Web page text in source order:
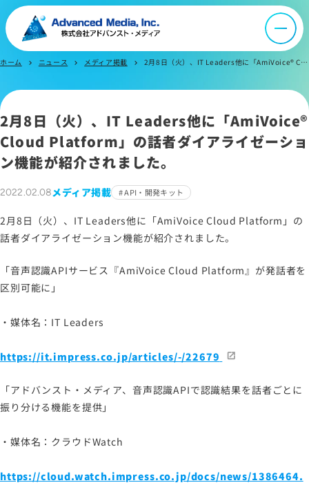
オウンドメディア
ニュース
採用情報
よくあるご質問
お問い合わせ
サイトマップ
プライバシーポリシー
情報セキュリティポリシー
ホーム chevron_right ニュース chevron_right メディア掲載 chevron_right 2月8日（火）、IT Leaders他に「AmiVoice® Cloud Platform」の話者ダイアライゼーション機能が紹介されました。
2月8日（火）、IT Leaders他に「AmiVoice®
Cloud Platform」の話者ダイアライゼーショ
ン機能が紹介されました。
2022.02.08メディア掲載 API・開発キット
2月8日（火）、IT Leaders他に「AmiVoice Cloud Platform」の
話者ダイアライゼーション機能が紹介されました。
「音声認識APIサービス『AmiVoice Cloud Platform』が発話者を
区別可能に」
・媒体名：IT Leaders
https://it.impress.co.jp/articles/-/22679
「アドバンスト・メディア、音声認識APIで認識結果を話者ごとに
振り分ける機能を提供」
・媒体名：クラウドWatch
https://cloud.watch.impress.co.jp/docs/news/1386464.